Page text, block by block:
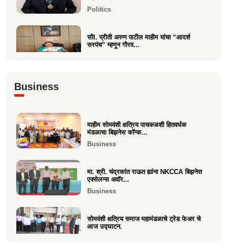
Politics
सौI. प्रीती अरुण पाटील माहीम यांचा “आदर्श
सरपंच” म्हणून गौरव...
श्री. अजूभाई यशवंत ठाकूर ह्यांची मा.श्री.उद्धव
बाळासाहेब ठा...
Politics
Business
माहीम सोमवंशी क्षत्रिय पाचकळशी हितवर्धक
मंडळाचा बिझनेस कॉन्क...
Business
मा. श्री. चंद्रकांत राऊत ह्यांना NKCCA बिझनेस
एक्सेलन्स अवॉर...
Business
सोमवंशी क्षत्रिय समाज महामंडळाचे ट्रेड फेअर चे
आज उद्घाटन.